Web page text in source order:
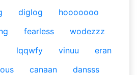
diglog
hooooooo
fearless
wodezzz
lqqwfy vinuu
eran
canaan
dansss